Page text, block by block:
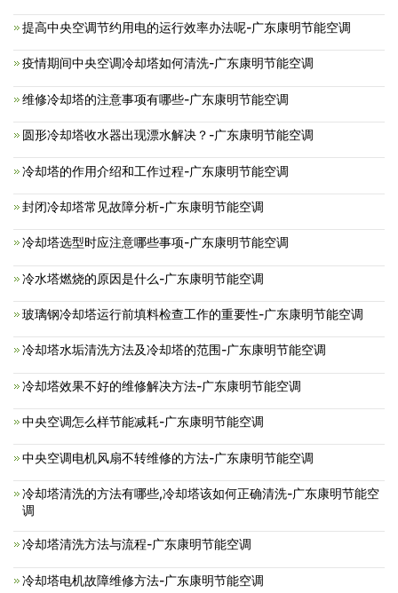
提高中央空调节约用电的运行效率办法呢-广东康明节能空调
疫情期间中央空调冷却塔如何清洗-广东康明节能空调
维修冷却塔的注意事项有哪些-广东康明节能空调
圆形冷却塔收水器出现漂水解决？-广东康明节能空调
冷却塔的作用介绍和工作过程-广东康明节能空调
封闭冷却塔常见故障分析-广东康明节能空调
冷却塔选型时应注意哪些事项-广东康明节能空调
冷水塔燃烧的原因是什么-广东康明节能空调
玻璃钢冷却塔运行前填料检查工作的重要性-广东康明节能空调
冷却塔水垢清洗方法及冷却塔的范围-广东康明节能空调
冷却塔效果不好的维修解决方法-广东康明节能空调
中央空调怎么样节能减耗-广东康明节能空调
中央空调电机风扇不转维修的方法-广东康明节能空调
冷却塔清洗的方法有哪些,冷却塔该如何正确清洗-广东康明节能空
调
冷却塔清洗方法与流程-广东康明节能空调
冷却塔电机故障维修方法-广东康明节能空调